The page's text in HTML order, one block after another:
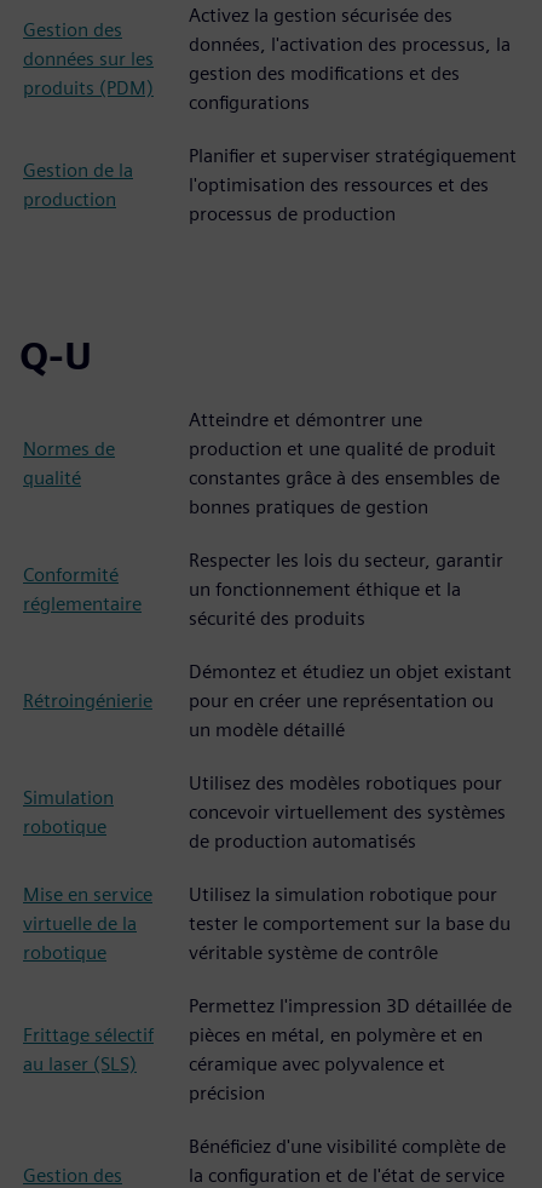
Gestion des
données sur les
produits (PDM)
Activez la gestion sécurisée des
données, l'activation des processus, la
gestion des modifications et des
configurations
Gestion de la
production
Planifier et superviser stratégiquement
l'optimisation des ressources et des
processus de production
Q-U
Normes de
qualité
Atteindre et démontrer une
production et une qualité de produit
constantes grâce à des ensembles de
bonnes pratiques de gestion
Conformité
réglementaire
Respecter les lois du secteur, garantir
un fonctionnement éthique et la
sécurité des produits
Rétroingénierie
Démontez et étudiez un objet existant
pour en créer une représentation ou
un modèle détaillé
Simulation
robotique
Utilisez des modèles robotiques pour
concevoir virtuellement des systèmes
de production automatisés
Mise en service
virtuelle de la
robotique
Utilisez la simulation robotique pour
tester le comportement sur la base du
véritable système de contrôle
Frittage sélectif
au laser (SLS)
Permettez l'impression 3D détaillée de
pièces en métal, en polymère et en
céramique avec polyvalence et
précision
Gestion des
Bénéficiez d'une visibilité complète de
la configuration et de l'état de service